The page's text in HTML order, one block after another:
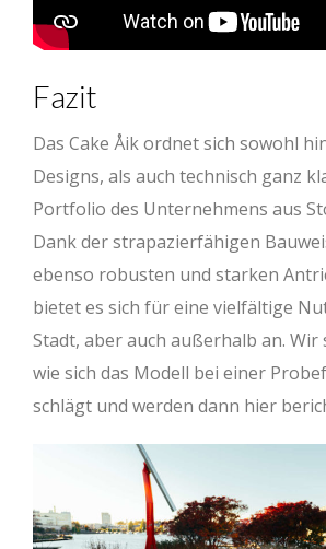
Fazit
Das Cake Åik ordnet sich sowohl
Designs, als auch technisch ganz
Portfolio des Unternehmens aus
Dank der strapazierfähigen
ebenso robusten und starken
bietet es sich für eine vielfältige
Stadt, aber auch außerhalb an. Wir
wie sich das Modell bei einer
schlägt und werden dann hier